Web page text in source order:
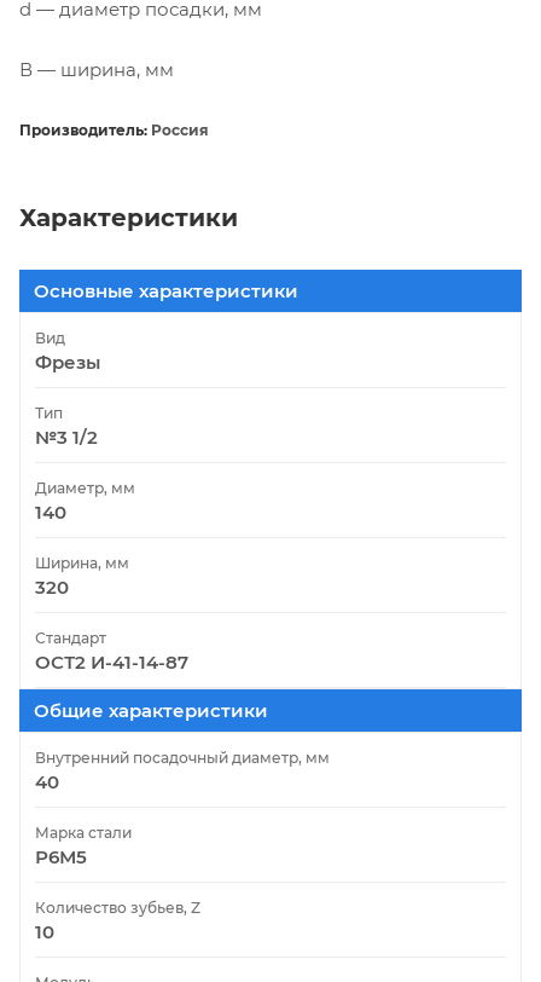
d — диаметр посадки, мм
В — ширина, мм
Производитель: Россия
Характеристики
Основные характеристики
Вид
Фрезы
Тип
№3 1/2
Диаметр, мм
140
Ширина, мм
320
Стандарт
ОСТ2 И-41-14-87
Общие характеристики
Внутренний посадочный диаметр, мм
40
Марка стали
Р6М5
Количество зубьев, Z
10